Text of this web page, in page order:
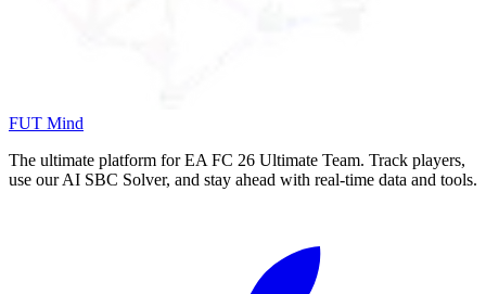
FUT Mind
The ultimate platform for EA FC 26 Ultimate Team. Track players,
use our AI SBC Solver, and stay ahead with real-time data and tools.